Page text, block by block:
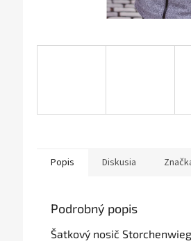
Popis Diskusia
Podrobný popis
Šatkový nosič